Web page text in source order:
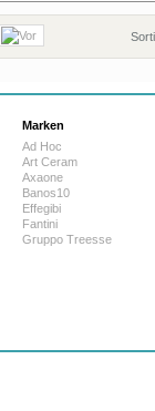
Marken
Ad Hoc
Art Ceram
Axaone
Banos10
Effegibi
Fantini
Gruppo Treesse